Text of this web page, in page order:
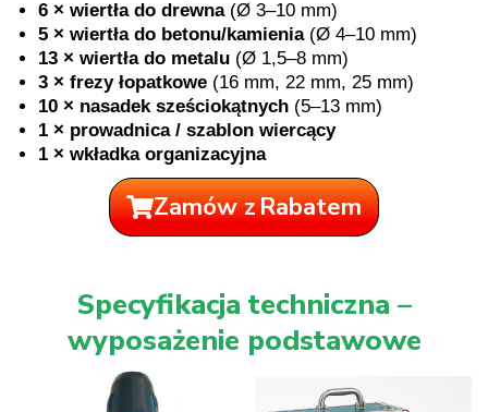
6 × wiertła do drewna (Ø 3–10 mm)
5 × wiertła do betonu/kamienia (Ø 4–10 mm)
13 × wiertła do metalu (Ø 1,5–8 mm)
3 × frezy łopatkowe (16 mm, 22 mm, 25 mm)
10 × nasadek sześciokątnych (5–13 mm)
1 × prowadnica / szablon wiercący
1 × wkładka organizacyjna
Zamów z Rabatem
Specyfikacja techniczna –
wyposażenie podstawowe